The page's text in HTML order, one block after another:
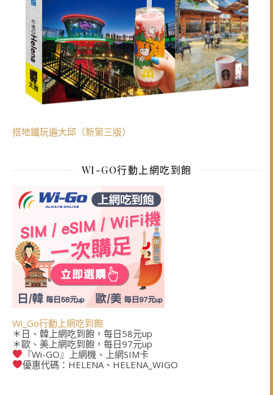
搭地鐵玩遍大邱（新第三版）
WI-GO行動上網吃到飽
Wi_Go行動上網吃到飽
＊日、韓上網吃到飽，每日58元up
＊歐、美上網吃到飽，每日97元up
『Wi-GO』上網機、上網SIM卡
優惠代碼：HELENA、HELENA_WIGO